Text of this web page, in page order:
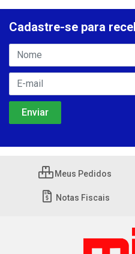
Cadastre-se para
Meus Pedidos
Notas Fiscais